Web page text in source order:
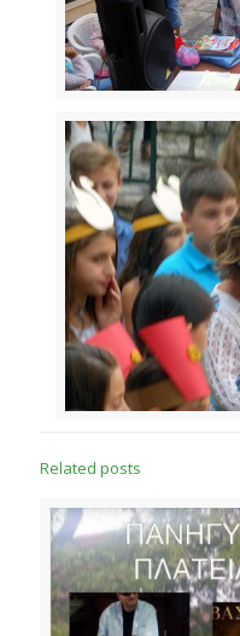
Related posts